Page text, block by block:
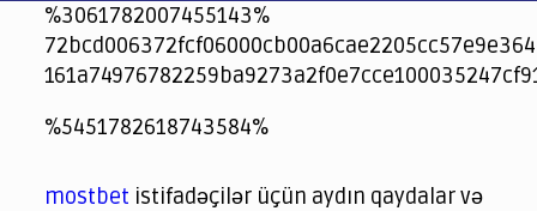
%3061782007455143%
jeetcity
1xbet
jeet city casino
%5451782618743584%
spintiger
Avabet
Spinrise
Crown Green
Crowngreen casino login
슈가 러쉬1000 슬롯
crazy time casino online
1xcasinozambia.com
codingworldnews.com
parimatch.kr
winorio
winorio casino
winorio
mostbet istifadəçilər üçün aydın qaydalar və